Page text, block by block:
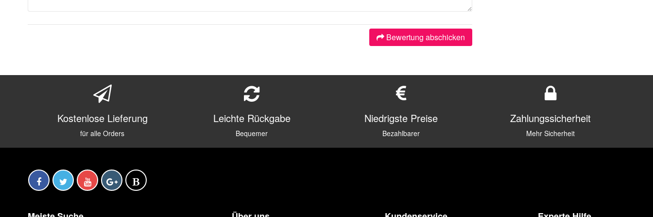
Bewertung abschicken
Kostenlose Lieferung
für alle Orders
Leichte Rückgabe
Bequemer
Niedrigste Preise
Bezahlbarer
Zahlungssicherheit
Mehr Sicherheit